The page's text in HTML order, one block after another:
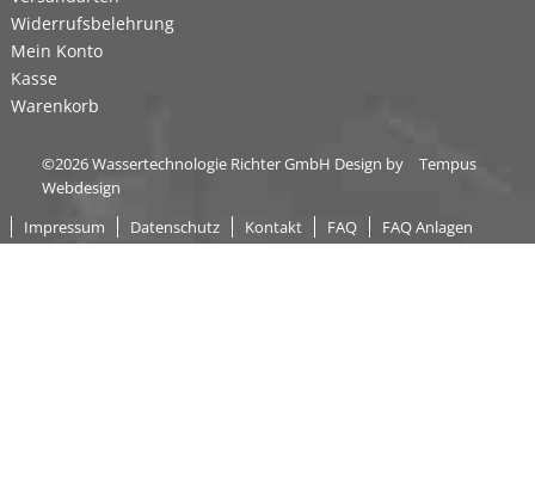
Widerrufsbelehrung
Mein Konto
Kasse
Warenkorb
©2026 Wassertechnologie Richter GmbH Design by
Tempus
Webdesign
Impressum
Datenschutz Kontakt FAQ FAQ Anlagen